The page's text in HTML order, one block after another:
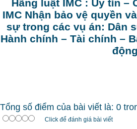
Hãng luật IMC : Uy tín –
IMC Nhận bảo vệ quyền
sự trong các vụ án: Dân
Hành chính – Tài chính –
Tổng số điểm của bài viết là: 0
Click để đánh giá bài viết